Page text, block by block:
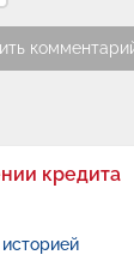
кредита